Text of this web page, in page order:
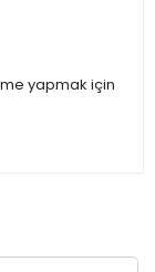
yapmak için